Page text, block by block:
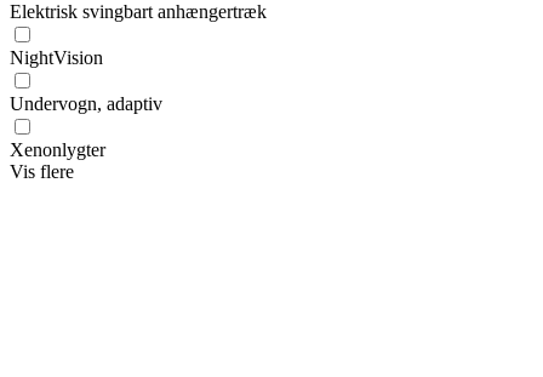
Elektrisk svingbart anhængertræk
NightVision
Undervogn, adaptiv
Xenonlygter
Vis flere